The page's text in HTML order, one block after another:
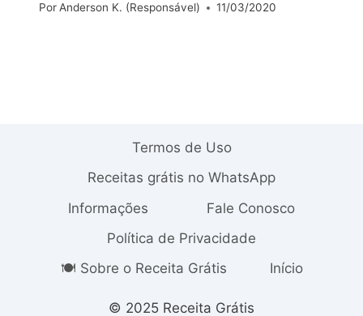
PorAnderson K. (Responsável) 11/03/2020
Termos de Uso
Receitas grátis no WhatsApp
Informações
Fale Conosco
Política de Privacidade
🍽️ Sobre o Receita Grátis
Início
© 2025 Receita Grátis